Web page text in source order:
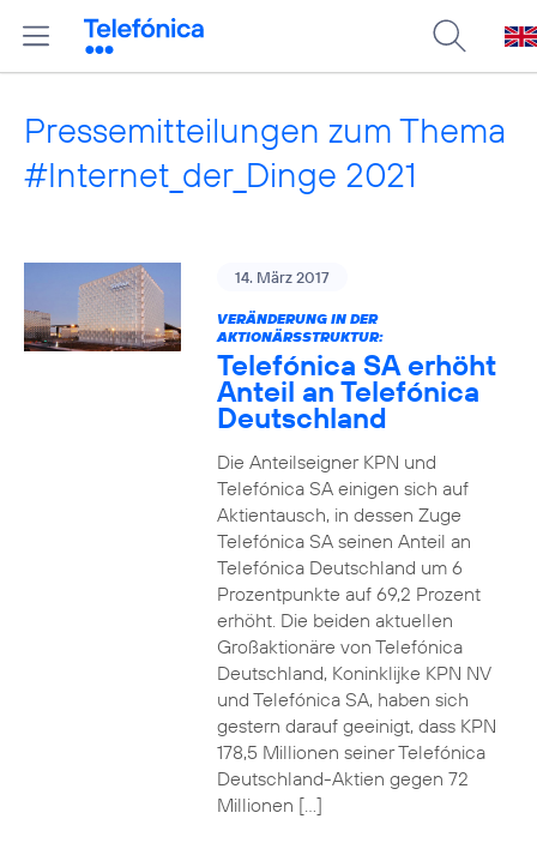
Pressemitteilungen zum Thema
#Internet_der_Dinge 2021
14. März 2017
VERÄNDERUNG IN DER
AKTIONÄRSSTRUKTUR:
Telefónica SA erhöht
Anteil an Telefónica
Deutschland
Die Anteilseigner KPN und
Telefónica SA einigen sich auf
Aktientausch, in dessen Zuge
Telefónica SA seinen Anteil an
Telefónica Deutschland um 6
Prozentpunkte auf 69,2 Prozent
erhöht. Die beiden aktuellen
Großaktionäre von Telefónica
Deutschland, Koninklijke KPN NV
und Telefónica SA, haben sich
gestern darauf geeinigt, dass KPN
178,5 Millionen seiner Telefónica
Deutschland-Aktien gegen 72
Millionen […]